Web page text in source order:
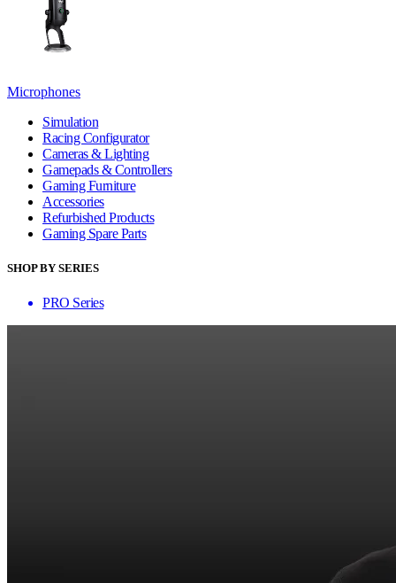
Microphones
Simulation
Racing Configurator
Cameras & Lighting
Gamepads & Controllers
Gaming Furniture
Accessories
Refurbished Products
Gaming Spare Parts
SHOP BY SERIES
PRO Series